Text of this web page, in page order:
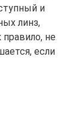
и
линз,
не
если